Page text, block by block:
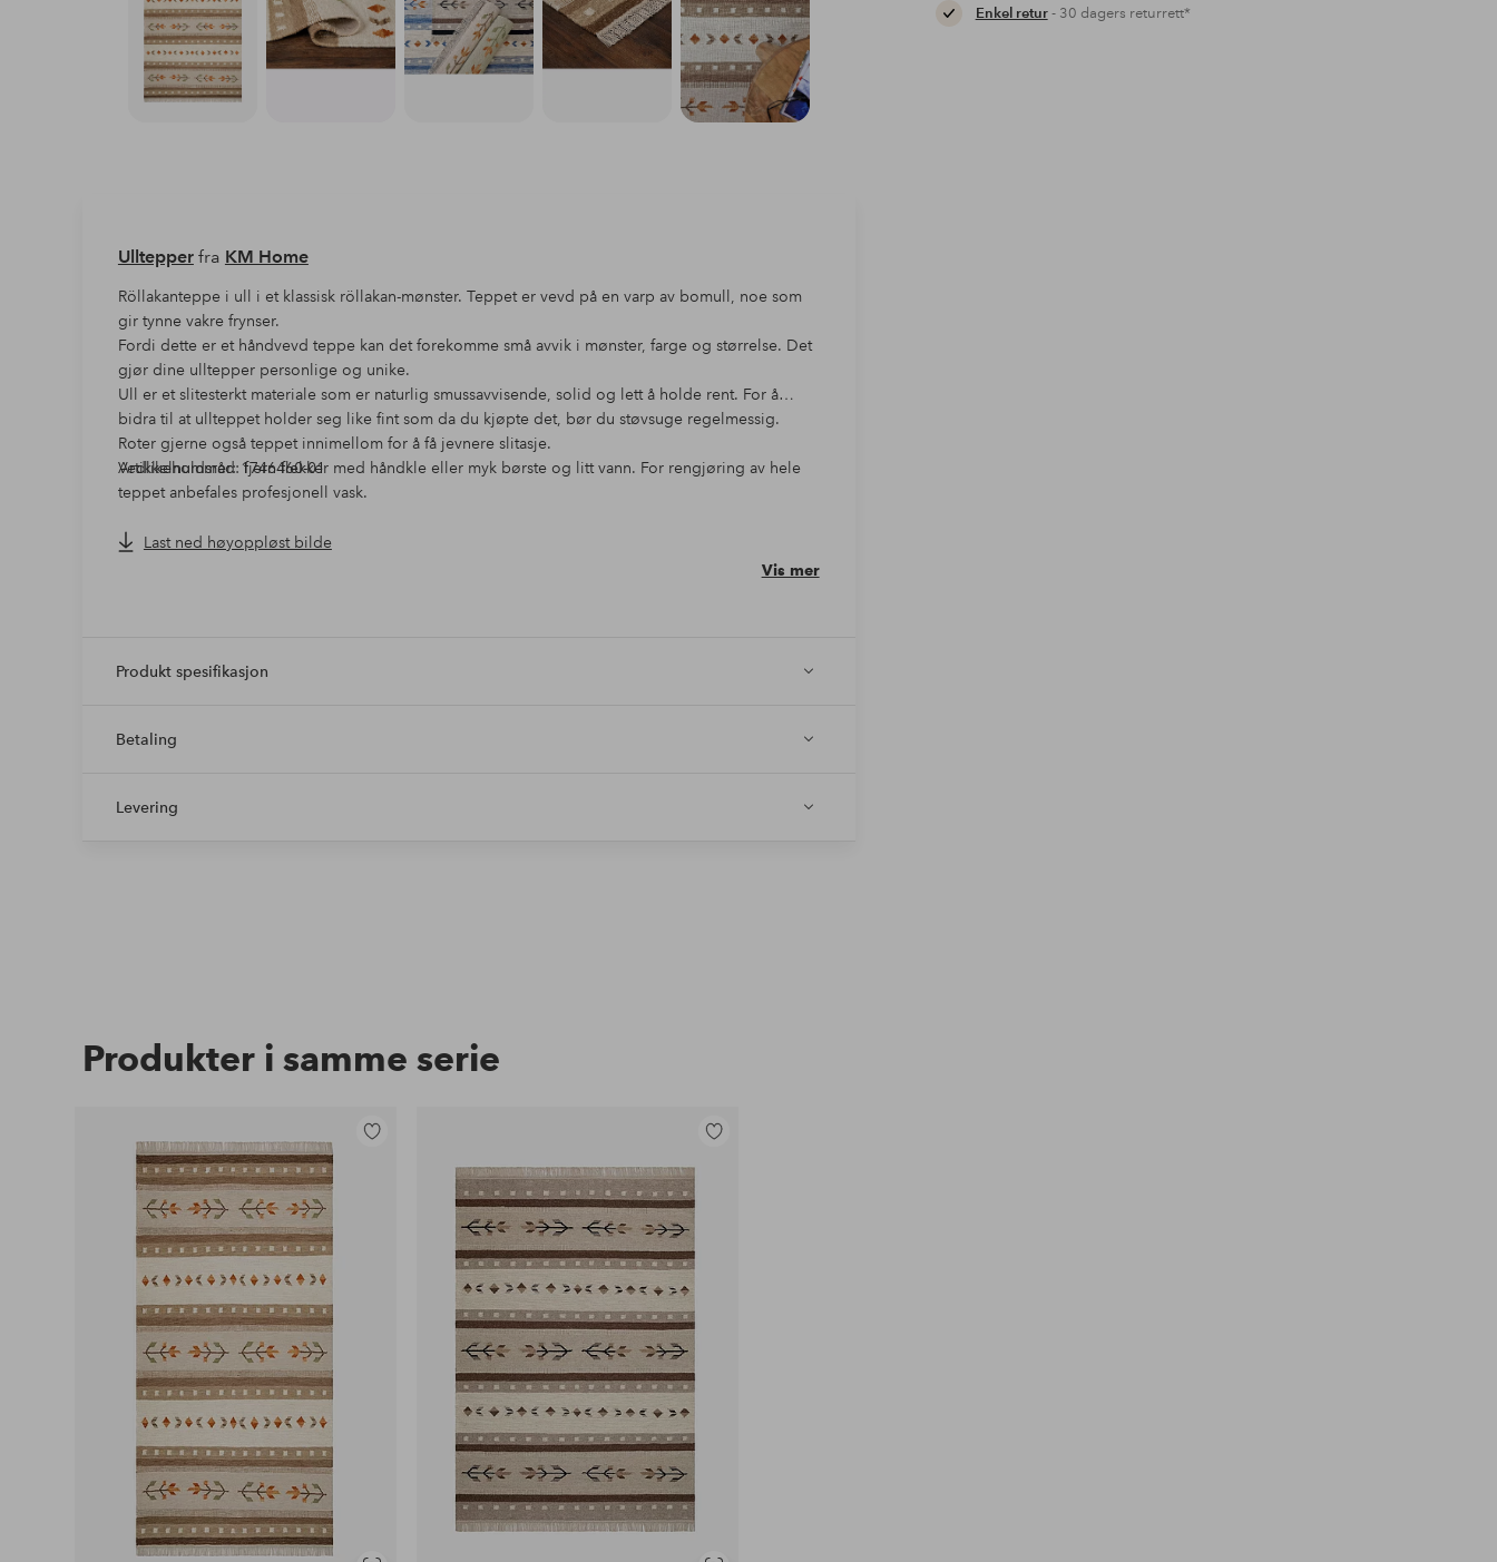
Enkel retur- 30 dagers returrett*
Ulltepperfra KM Home
Röllakanteppe i ull i et klassisk röllakan-mønster. Teppet er vevd på en varp av bomull, noe som
gir tynne vakre frynser.
Fordi dette er et håndvevd teppe kan det forekomme små avvik i mønster, farge og størrelse. Det
gjør dine ulltepper personlige og unike.
Ull er et slitesterkt materiale som er naturlig smussavvisende, solid og lett å holde rent. For å
bidra til at ullteppet holder seg like fint som da du kjøpte det, bør du støvsuge regelmessig.
Roter gjerne også teppet innimellom for å få jevnere slitasje.
Vedlikeholdsråd: fjern flekker med håndkle eller myk børste og litt vann. For rengjøring av hele
teppet anbefales profesjonell vask.
Care & Fair er en organisasjon som motvirker barnearbeid innen teppeindustrien i India &
Pakistan. De fokuserer på å forbedre vilkårene for teppeveverne og deres familier ved å bygge
forekomme små forskjeller i farge og størrelse.
Artikkelnummer: 1746460-01
Last ned høyoppløst bilde
Vis mer
Produkt spesifikasjon
Betaling
Levering
Produkter i samme serie